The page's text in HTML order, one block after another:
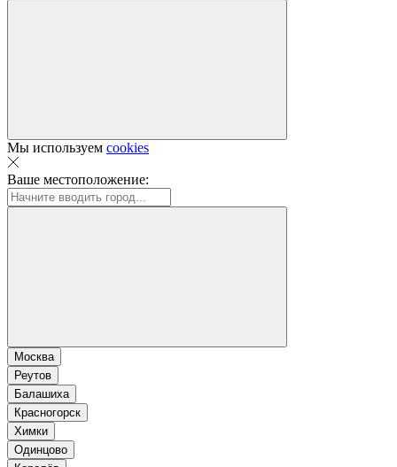
Мы используем cookies
Ваше местоположение:
Москва
Реутов
Балашиха
Красногорск
Химки
Одинцово